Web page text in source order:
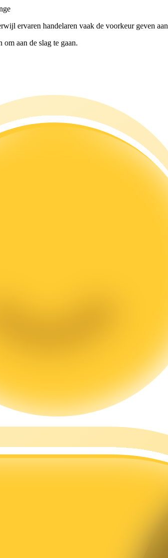
ervaren handelaren vaak de voorkeur geven aan
aan de slag te gaan.